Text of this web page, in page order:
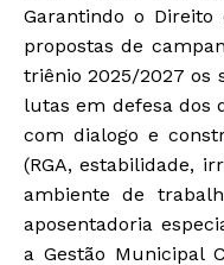
Garantindo o
propostas de
triênio 2025/2027 os
lutas em defesa dos
com dialogo e
(RGA, estabilidade,
ambiente de
aposentadoria
a Gestão Municipal